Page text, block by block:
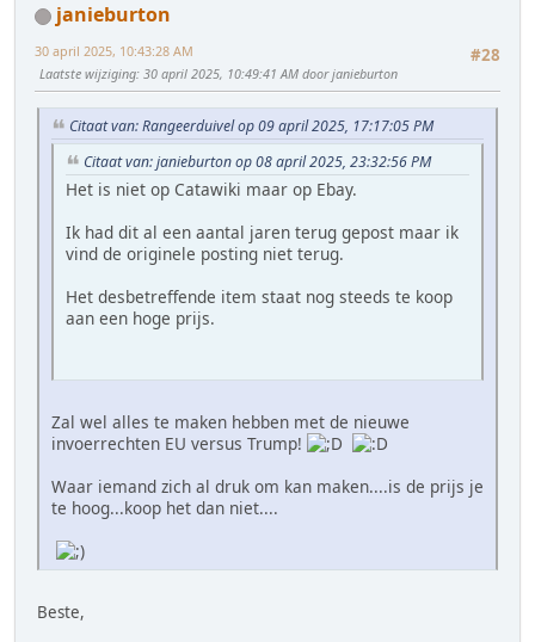
janieburton
#28
30 april 2025, 10:43:28 AM
Laatste wijziging: 30 april 2025, 10:49:41 AM door janieburton
Citaat van: Rangeerduivel op 09 april 2025, 17:17:05 PM
Citaat van: janieburton op 08 april 2025, 23:32:56 PM
Het is niet op Catawiki maar op Ebay.
Ik had dit al een aantal jaren terug gepost maar ik
vind de originele posting niet terug.
Het desbetreffende item staat nog steeds te koop
aan een hoge prijs.
Zal wel alles te maken hebben met de nieuwe
invoerrechten EU versus Trump!
Waar iemand zich al druk om kan maken....is de prijs je
te hoog...koop het dan niet....
Beste,